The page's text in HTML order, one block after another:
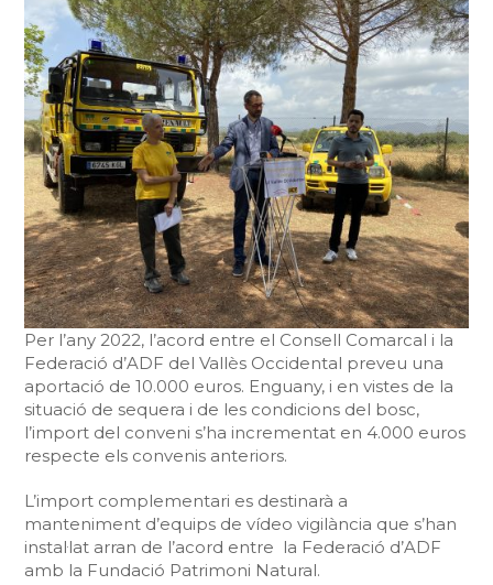
Per l’any 2022, l’acord entre el Consell Comarcal i la
Federació d’ADF del Vallès Occidental preveu una
aportació de 10.000 euros. Enguany, i en vistes de la
situació de sequera i de les condicions del bosc,
l’import del conveni s’ha incrementat en 4.000 euros
respecte els convenis anteriors.
L’import complementari es destinarà a
manteniment d’equips de vídeo vigilància que s’han
instal·lat arran de l’acord entre la Federació d’ADF
amb la Fundació Patrimoni Natural.